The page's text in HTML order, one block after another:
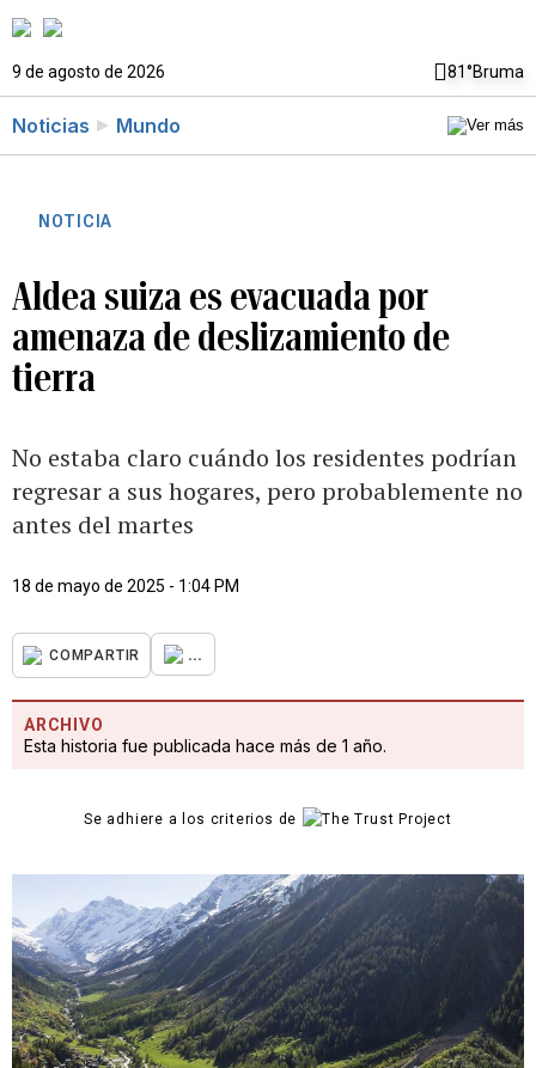
9 de agosto de 2026 81°Bruma
Noticias Mundo
NOTICIA
Aldea suiza es evacuada por
amenaza de deslizamiento de
tierra
No estaba claro cuándo los residentes podrían
regresar a sus hogares, pero probablemente no
antes del martes
18 de mayo de 2025 - 1:04 PM
COMPARTIR ...
ARCHIVO
Esta historia fue publicada hace más de 1 año.
Se adhiere a los criterios de